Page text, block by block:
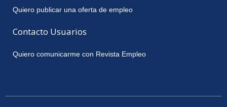
Quiero publicar una oferta de empleo
Contacto Usuarios
Quiero comunicarme con Revista Empleo